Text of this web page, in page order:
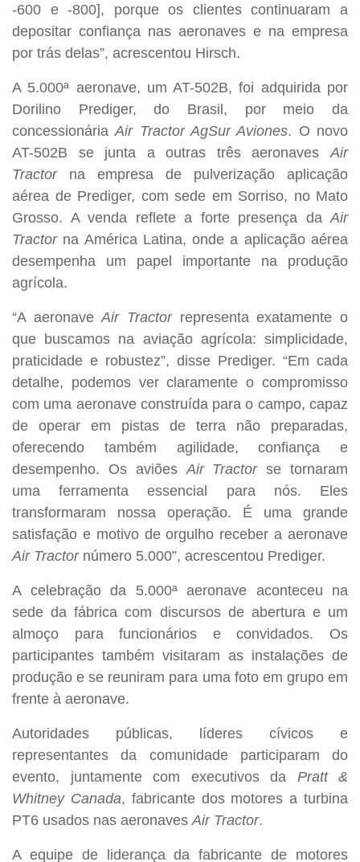
-600 e -800], porque os clientes continuaram a
depositar confiança nas aeronaves e na empresa
por trás delas”, acrescentou Hirsch.
A 5.000ª aeronave, um AT-502B, foi adquirida por
Dorilino Prediger, do Brasil, por meio da
concessionáriaAir Tractor AgSur Aviones. O novo
AT-502B se junta a outras três aeronaves Air
Tractorna empresa de pulverização aplicação
aérea de Prediger, com sede em Sorriso, no Mato
Grosso. A venda reflete a forte presença da Air
Tractorna América Latina, onde a aplicação aérea
desempenha um papel importante na produção
agrícola.
“A aeronaveAir Tractorrepresenta exatamente o
que buscamos na aviação agrícola: simplicidade,
praticidade e robustez”, disse Prediger. “Em cada
detalhe, podemos ver claramente o compromisso
com uma aeronave construída para o campo, capaz
de operar em pistas de terra não preparadas,
oferecendo também agilidade, confiança e
desempenho. Os aviões Air Tractorse tornaram
uma ferramenta essencial para nós. Eles
transformaram nossa operação. É uma grande
satisfação e motivo de orgulho receber a aeronave
Air Tractornúmero 5.000”, acrescentou Prediger.
A celebração da 5.000ª aeronave aconteceu na
sede da fábrica com discursos de abertura e um
almoço para funcionários e convidados. Os
participantes também visitaram as instalações de
produção e se reuniram para uma foto em grupo em
frente à aeronave.
Autoridades públicas, líderes cívicos e
representantes da comunidade participaram do
evento, juntamente com executivos da Pratt &
Whitney Canada, fabricante dos motores a turbina
PT6 usados ​​nas aeronaves Air Tractor.
A equipe de liderança da fabricante de motores